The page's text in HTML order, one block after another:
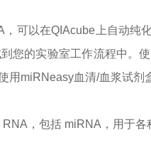
，可以在QIAcube上自动纯
您的实验室工作流程中。
用miRNeasy血清/血浆试剂
，包括 miRNA，用于各